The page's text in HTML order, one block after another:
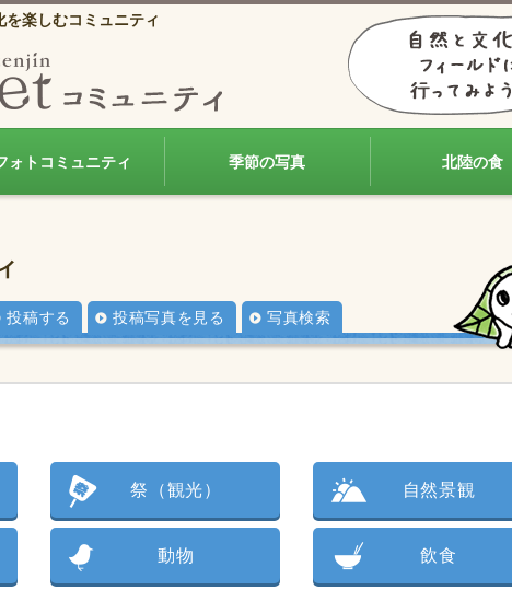
を楽しむコミュニティ
ォトコミュニティ 季節の写真 北陸の食
投稿する 投稿写真を見る 写真検索
祭（観光） 自然景観
動物 飲食